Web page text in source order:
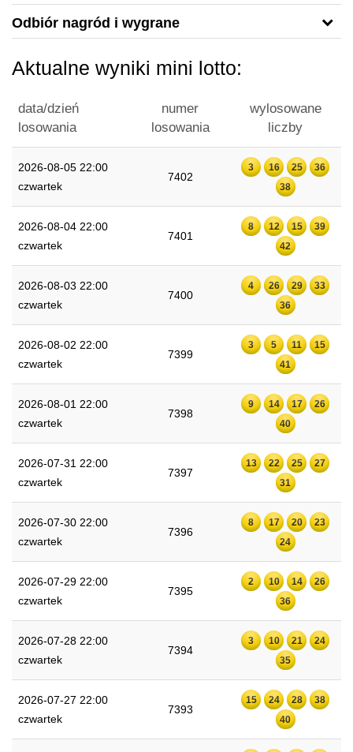
Odbiór nagród i wygrane
Aktualne wyniki mini lotto:
data/dzień
losowania
numer
losowania
wylosowane
liczby
2026-08-05 22:00
czwartek
7402
3 16 25
36
38
2026-08-04 22:00
czwartek
7401
8 12 15
39
42
2026-08-03 22:00
czwartek
7400
4 26 29
33
36
2026-08-02 22:00
czwartek
7399
3 5 11
15
41
2026-08-01 22:00
czwartek
7398
9 14 17
26
40
2026-07-31 22:00
czwartek
7397
13 22 25
27
31
2026-07-30 22:00
czwartek
7396
8 17 20
23
24
2026-07-29 22:00
czwartek
7395
2 10 14
26
36
2026-07-28 22:00
czwartek
7394
3 10 21
24
35
2026-07-27 22:00
czwartek
7393
15 24 28
38
40